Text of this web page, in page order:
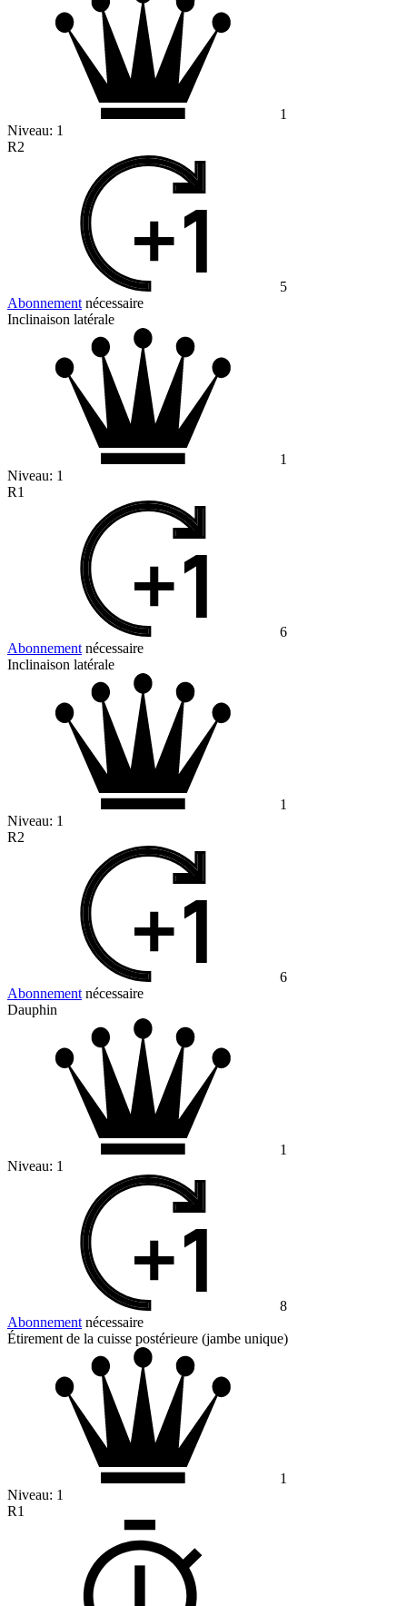
1
Niveau: 1
R2
5
Abonnement nécessaire
Inclinaison latérale
1
Niveau: 1
R1
6
Abonnement nécessaire
Inclinaison latérale
1
Niveau: 1
R2
6
Abonnement nécessaire
Dauphin
1
Niveau: 1
8
Abonnement nécessaire
Étirement de la cuisse postérieure (jambe unique)
1
Niveau: 1
R1